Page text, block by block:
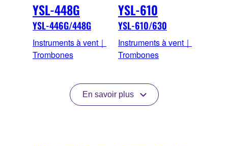
YSL-448G
YSL-446G/448G
Instruments à vent｜
Trombones
YSL-610
YSL-610/630
Instruments à vent｜
Trombones
En savoir plus